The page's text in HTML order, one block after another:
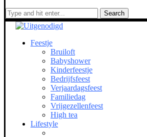
Search
Feestje
Bruiloft
Babyshower
Kinderfeestje
Bedrijfsfeest
Verjaardagsfeest
Familiedag
Vrijgezellenfeest
High tea
Lifestyle